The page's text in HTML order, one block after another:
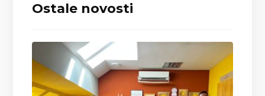
Ostale novosti